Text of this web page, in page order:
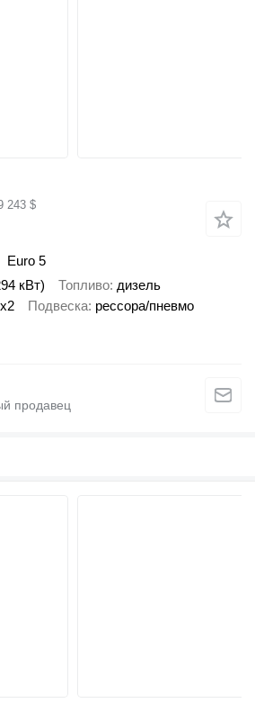
243 $
Euro 5
кВт) Топливо дизель
Подвеска рессора/пневмо